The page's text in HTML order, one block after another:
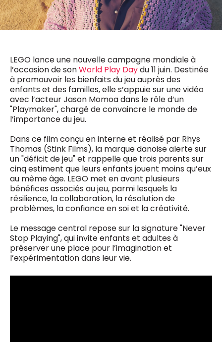
LEGO lance une nouvelle campagne mondiale à
l’occasion de sonWorld Play Daydu 11 juin. Destinée
à promouvoir les bienfaits du jeu auprès des
enfants et des familles, elle s’appuie sur une vidéo
avec l’acteur Jason Momoa dans le rôle d’un
"Playmaker", chargé de convaincre le monde de
l’importance du jeu.
Dans ce film conçu en interne et réalisé par Rhys
Thomas (Stink Films), la marque danoise alerte sur
un "déficit de jeu" et rappelle que trois parents sur
cinq estiment que leurs enfants jouent moins qu’eux
au même âge. LEGO met en avant plusieurs
bénéfices associés au jeu, parmi lesquels la
résilience, la collaboration, la résolution de
problèmes, la confiance en soi et la créativité.
Le message central repose sur la signature "Never
Stop Playing", qui invite enfants et adultes à
préserver une place pour l’imagination et
l’expérimentation dans leur vie.
0498 88 64 89
f.bouchar@mm.be
0475 97 12 57
g.byl@mm.be
Chief Editor
Damien Lemaire
0477 37 31 65
d.lemaire@mm.be
VALIDER
Daily
Freemium
access
5 x week
MM e - News
1 x week
MM Brunch
1 x week
MM Tech
10 x year
10 x year
MM Blue
4 x year
MM Magazine
(digital)
Des questions ?